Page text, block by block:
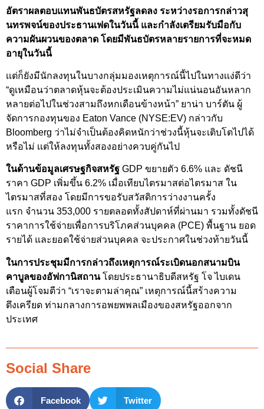
อัตราผลตอบแทนพันธบัตรสหรัฐลดลง ระหว่างรอการกล่าวสุ
นทรพจน์ของประธานเฟดในวันนี้ และกำลังเตรียมรับมือกับ
ความผันผวนของตลาด โดยมีพันธบัตรหลายรายการที่จะหมด
อายุในวันนี้
เเต่ก็ยังมีนักลงทุนในบางกลุ่มมองเหตุการณ์นี้ไปในทางเเง่ดีว่า
“ดูเหมือนว่าตลาดหุ้นจะต้องประเมินความไม่แน่นอนอันหลาก
หลายต่อไปในช่วงสามถึงหกเดือนข้างหน้า” ยาน่า บาร์ตัน ผู้
จัดการกองทุนของ Eaton Vance (NYSE:EV) กล่าวกับ
Bloomberg ว่าไม่จำเป็นต้องคิดหนักว่าช่วงนี้หุ้นจะเติบโตไปได้
หรือไม่ เเต่ให้ลงทุนทั้งสองอย่างควบคู่กันไป
ในด้านข้อมูลเศรษฐกิจสหรัฐ GDP ขยายตัว 6.6% และ ดัชนี
ราคา GDP เพิ่มขึ้น 6.2% เมื่อเทียบไตรมาสต่อไตรมาส ใน
ไตรมาสที่สอง โดยมีการขอรับสวัสดิการว่างงานครั้ง
แรก จำนวน 353,000 รายตลอดทั้งสัปดาห์ที่ผ่านมา รวมทั้งดัชนี
ราคาการใช้จ่ายเพื่อการบริโภคส่วนบุคคล (PCE) พื้นฐาน ยอด
รายได้ และยอดใช้จ่ายส่วนบุคคล จะประกาศในช่วงท้ายวันนี้
ในการประชุมมีการกล่าวถึงเหตุการณ์ระเบิดนอกสนามบิน
คาบูลของอัฟกานิสถานโดยประธานาธิบดีสหรัฐ โจ ไบเดน
เตือนผู้โจมตีว่า “เราจะตามล่าคุณ” เหตุการณ์นี้สร้างความ
ตึงเครียด ท่ามกลางการอพยพพลเมืองของสหรัฐออกจาก
ประเทศ
Social Share
Facebook Twitter